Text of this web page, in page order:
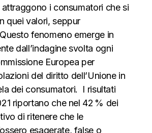
i consumatori che si
quei valori, seppur
Questo fenomeno emerge in
dall’indagine svolta ogni
Europea per
del diritto dell’Unione in
dei consumatori. I risultati
riportano che nel 42 % dei
di ritenere che le
esagerate, false o